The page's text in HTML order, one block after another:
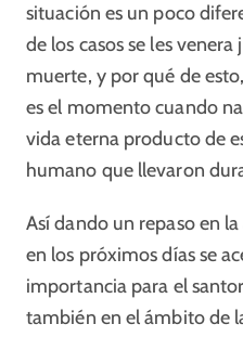
situación es un poco
de los casos se les
muerte, y por qué de
es el momento cuando
vida eterna producto de
humano que llevaron
Así dando un repaso en
en los próximos días se
importancia para el
también en el ámbito de